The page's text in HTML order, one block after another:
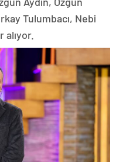
Tulumbacı, Nebi
alıyor.